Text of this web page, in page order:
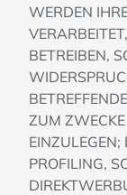
WERDEN
BETREIBEN,
ZUM
PROFILING,